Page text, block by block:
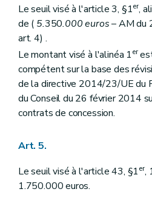
Le seuil visé à l'article 3, §1er,
de ( 5.350.000 euros– AM du
art. 4) .
Le montant visé à l'alinéa 1er
compétent sur la base des
de la directive 2014/23/UE du
du Conseil du 26 février 2014
contrats de concession.
Art. 5.
Le seuil visé à l'article 43, §1er,
1.750.000 euros.